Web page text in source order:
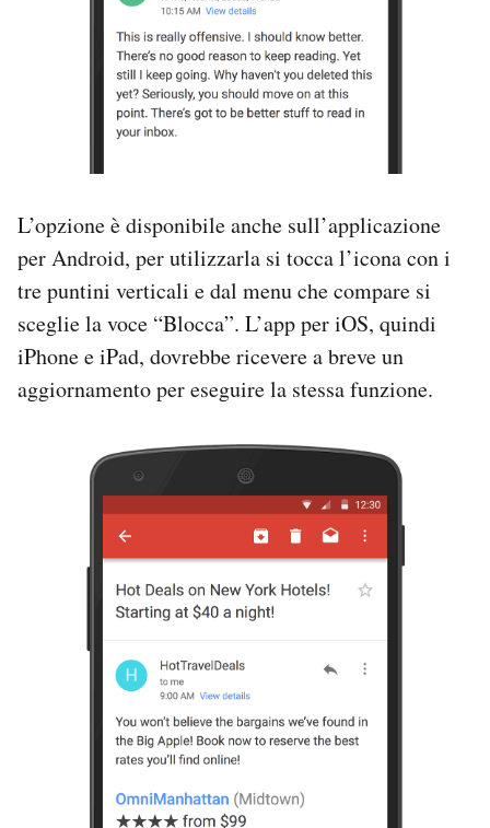
L’opzione è disponibile anche sull’applicazione
per Android, per utilizzarla si tocca l’icona con i
tre puntini verticali e dal menu che compare si
sceglie la voce “Blocca”. L’app per iOS, quindi
iPhone e iPad, dovrebbe ricevere a breve un
aggiornamento per eseguire la stessa funzione.